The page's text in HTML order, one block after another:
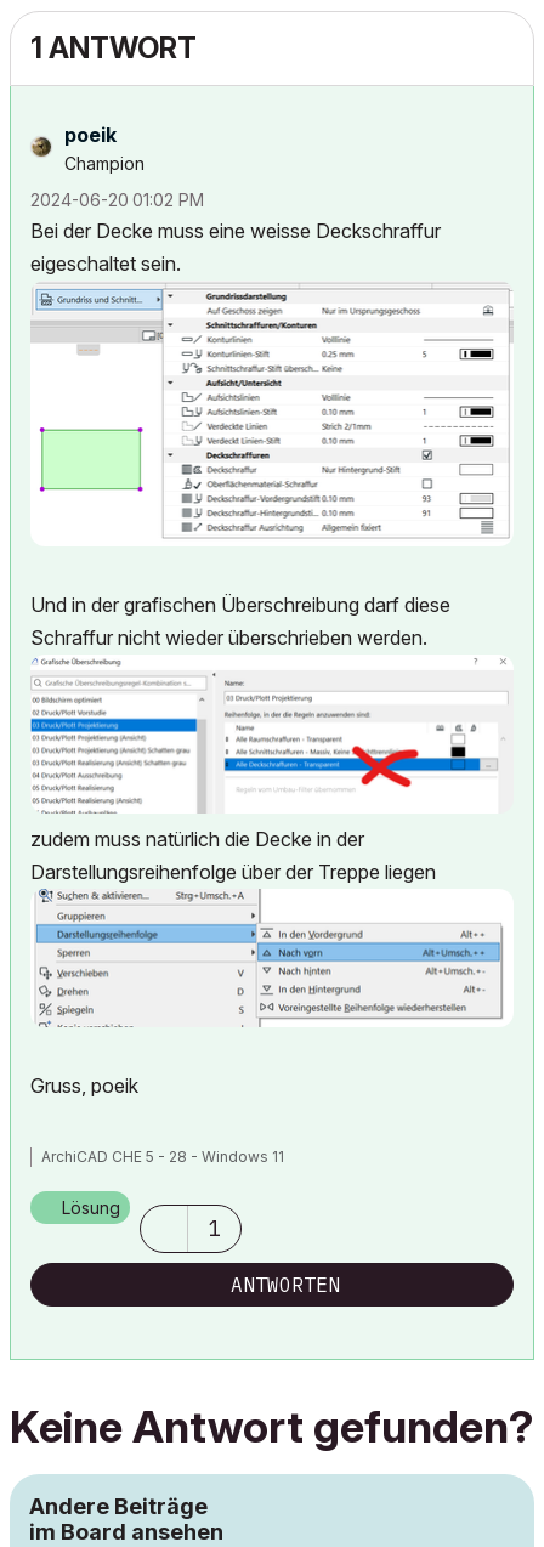
1 ANTWORT
poeik
Champion
‎2024-06-20 01:02 PM
Bei der Decke muss eine weisse Deckschraffur
eigeschaltet sein.
Und in der grafischen Überschreibung darf diese
Schraffur nicht wieder überschrieben werden.
zudem muss natürlich die Decke in der
Darstellungsreihenfolge über der Treppe liegen
Gruss, poeik
ArchiCAD CHE 5 - 28 - Windows 11
Lösung
1
ANTWORTEN
Keine Antwort gefunden?
Andere Beiträge
im Board ansehen